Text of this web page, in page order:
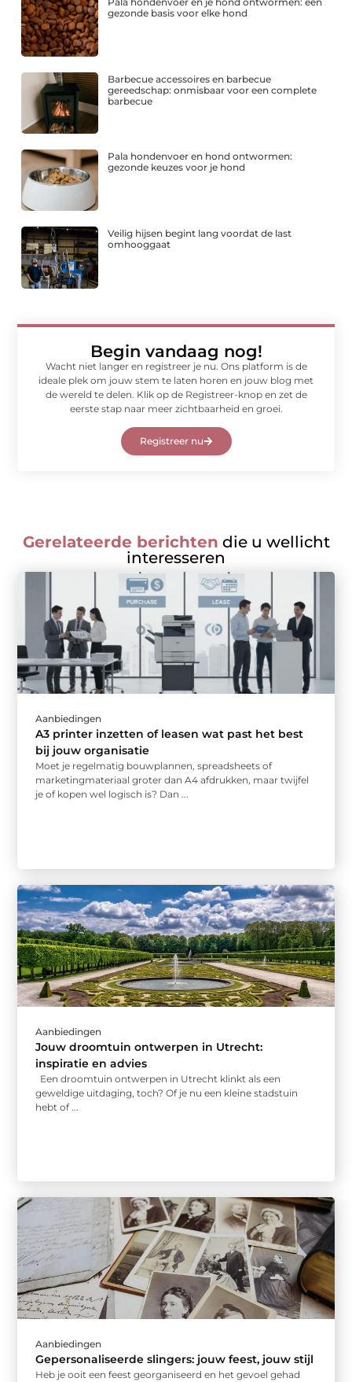
gezonde basis voor elke hond
Barbecue accessoires en barbecue
gereedschap: onmisbaar voor een complete
barbecue
Pala hondenvoer en hond ontwormen:
gezonde keuzes voor je hond
Veilig hijsen begint lang voordat de last
omhooggaat
Begin vandaag nog!
Wacht niet langer en registreer je nu. Ons platform is de
ideale plek om jouw stem te laten horen en jouw blog met
de wereld te delen. Klik op de Registreer-knop en zet de
eerste stap naar meer zichtbaarheid en groei.
Registreer nu
Gerelateerde berichten die u wellicht
interesseren
Aanbiedingen
A3 printer inzetten of leasen wat past het best
bij jouw organisatie
Moet je regelmatig bouwplannen, spreadsheets of
marketingmateriaal groter dan A4 afdrukken, maar twijfel
je of kopen wel logisch is? Dan ...
Aanbiedingen
Jouw droomtuin ontwerpen in Utrecht:
inspiratie en advies
Een droomtuin ontwerpen in Utrecht klinkt als een
geweldige uitdaging, toch? Of je nu een kleine stadstuin
hebt of ...
Aanbiedingen
Gepersonaliseerde slingers: jouw feest, jouw stijl
Heb je ooit een feest georganiseerd en het gevoel gehad